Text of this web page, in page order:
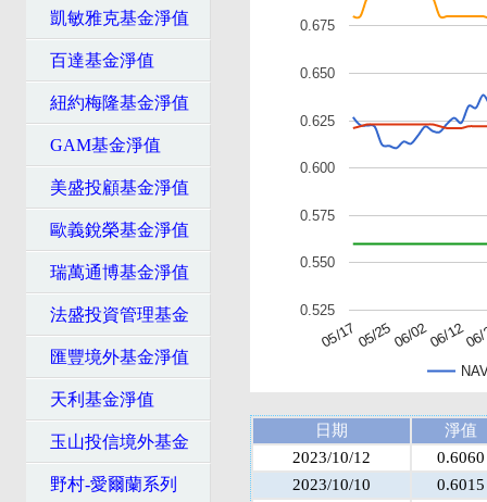
凱敏雅克基金淨值
百達基金淨值
紐約梅隆基金淨值
GAM基金淨值
美盛投顧基金淨值
歐義銳榮基金淨值
瑞萬通博基金淨值
法盛投資管理基金
匯豐境外基金淨值
天利基金淨值
玉山投信境外基金
野村-愛爾蘭系列
05/17 05/2506/0206/12
0.525
0.550
0.575
0.600
0.625
0.650
0.675
日期
淨值
2023/10/12
0.6060
2023/10/10
0.6015